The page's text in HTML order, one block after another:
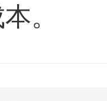
。